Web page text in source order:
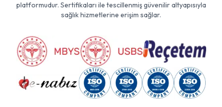
platformudur. Sertifikaları ile tescillenmiş güvenilir altyapısıyla
sağlık hizmetlerine erişim sağlar.